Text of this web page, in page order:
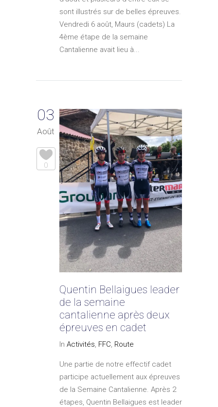
sont illustrés sur de belles épreuves.
Vendredi 6 août, Maurs (cadets) La
4ème étape de la semaine
Cantalienne avait lieu à...
03
Août
0
Quentin Bellaigues leader
de la semaine
cantalienne après deux
épreuves en cadet
In Activités, FFC, Route
Une partie de notre effectif cadet
participe actuellement aux épreuves
de la Semaine Cantalienne. Après 2
étapes, Quentin Bellaigues est leader